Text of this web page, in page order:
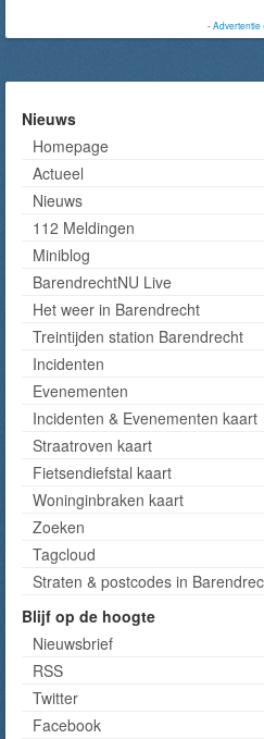
-Advertentie
Nieuws
Homepage
Actueel
Nieuws
112 Meldingen
Miniblog
BarendrechtNU Live
Het weer in Barendrecht
Treintijden station Barendrecht
Incidenten
Evenementen
Incidenten & Evenementen kaart
Straatroven kaart
Fietsendiefstal kaart
Woninginbraken kaart
Zoeken
Tagcloud
Straten & postcodes in
Blijf op de hoogte
Nieuwsbrief
RSS
Twitter
Facebook